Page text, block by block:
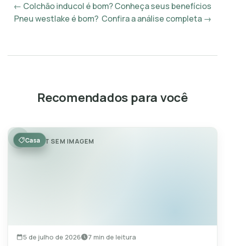
← Colchão inducol é bom? Conheça seus benefícios
Pneu westlake é bom? Confira a análise completa →
Recomendados para você
POST SEM IMAGEM
Casa
5 de julho de 2026 7 min de leitura